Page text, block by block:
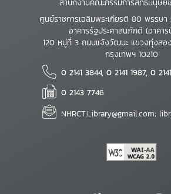
สำนักงานคณะกรรมการสิทธิมนุษย
ศูนย์ราชการเฉลิมพระเกียรติ 80 พรรษ
อาคารรัฐประศาสนภักดี (อาคา
120 หมู่ที่ 3 ถนนแจ้งวัฒนะ แขวงทุ่งสอ
กรุงเทพฯ 10210
0 2141 3844, 0 2141 1987, 0
0 2143 7746
NHRCT.Library@gmail.com;